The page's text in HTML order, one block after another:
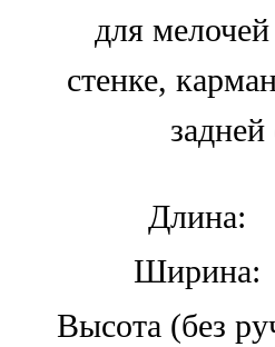
для
стенке,
задней
Длина:
Ширина:
Высота (без